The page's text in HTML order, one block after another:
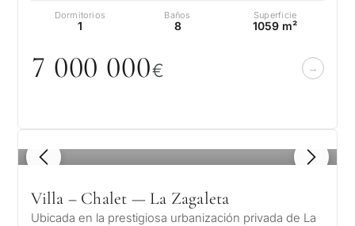
Dormitorios
1
Baños
8
Superficie
1059 m²
7 000 000€
1 / 8
Villa – Chalet — La Zagaleta
Ubicada en la prestigiosa urbanización privada de La